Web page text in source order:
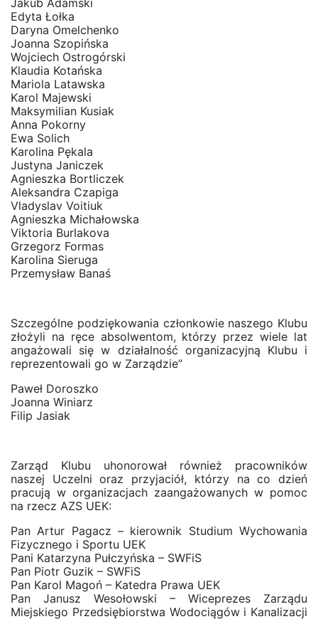
Edyta Łołka
Daryna Omelchenko
Joanna Szopińska
Wojciech Ostrogórski
Klaudia Kotańska
Mariola Latawska
Karol Majewski
Maksymilian Kusiak
Anna Pokorny
Ewa Solich
Karolina Pękala
Justyna Janiczek
Agnieszka Bortliczek
Aleksandra Czapiga
Vladyslav Voitiuk
Agnieszka Michałowska
Viktoria Burlakova
Grzegorz Formas
Karolina Sieruga
Przemysław Banaś
Szczególne podziękowania członkowie naszego Klubu
złożyli na ręce absolwentom, którzy przez wiele lat
angażowali się w działalność organizacyjną Klubu i
reprezentowali go w Zarządzie”
Paweł Doroszko
Joanna Winiarz
Filip Jasiak
Zarząd Klubu uhonorował również pracowników
naszej Uczelni oraz przyjaciół, którzy na co dzień
pracują w organizacjach zaangażowanych w pomoc
na rzecz AZS UEK:
Pan Artur Pagacz – kierownik Studium Wychowania
Fizycznego i Sportu UEK
Pani Katarzyna Pułczyńska – SWFiS
Pan Piotr Guzik – SWFiS
Pan Karol Magoń – Katedra Prawa UEK
Pan Janusz Wesołowski – Wiceprezes Zarządu
Miejskiego Przedsiębiorstwa Wodociągów i Kanalizacji